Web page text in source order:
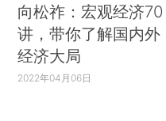
向松祚：宏观经济70
讲，带你了解国内外
经济大局
2022年04月06日